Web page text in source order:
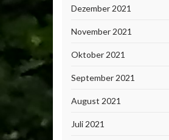
Dezember 2021
November 2021
Oktober 2021
September 2021
August 2021
Juli 2021